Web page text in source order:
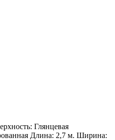
Глянцевая
Длина: 2,7 м. Ширина: